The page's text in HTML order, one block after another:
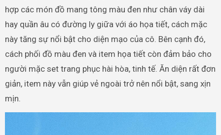
hợp các món đồ mang tông màu đen như chân váy dài
hay quần âu có đường ly giữa với áo họa tiết, cách mặc
này tăng sự nổi bật cho diện mạo của cô. Bên cạnh đó,
cách phối đồ màu đen và item họa tiết còn đảm bảo cho
người mặc set trang phục hài hòa, tinh tế. Ăn diện rất đơn
giản, item này vẫn giúp vẻ ngoài trở nên nổi bật, sang xịn
mịn.